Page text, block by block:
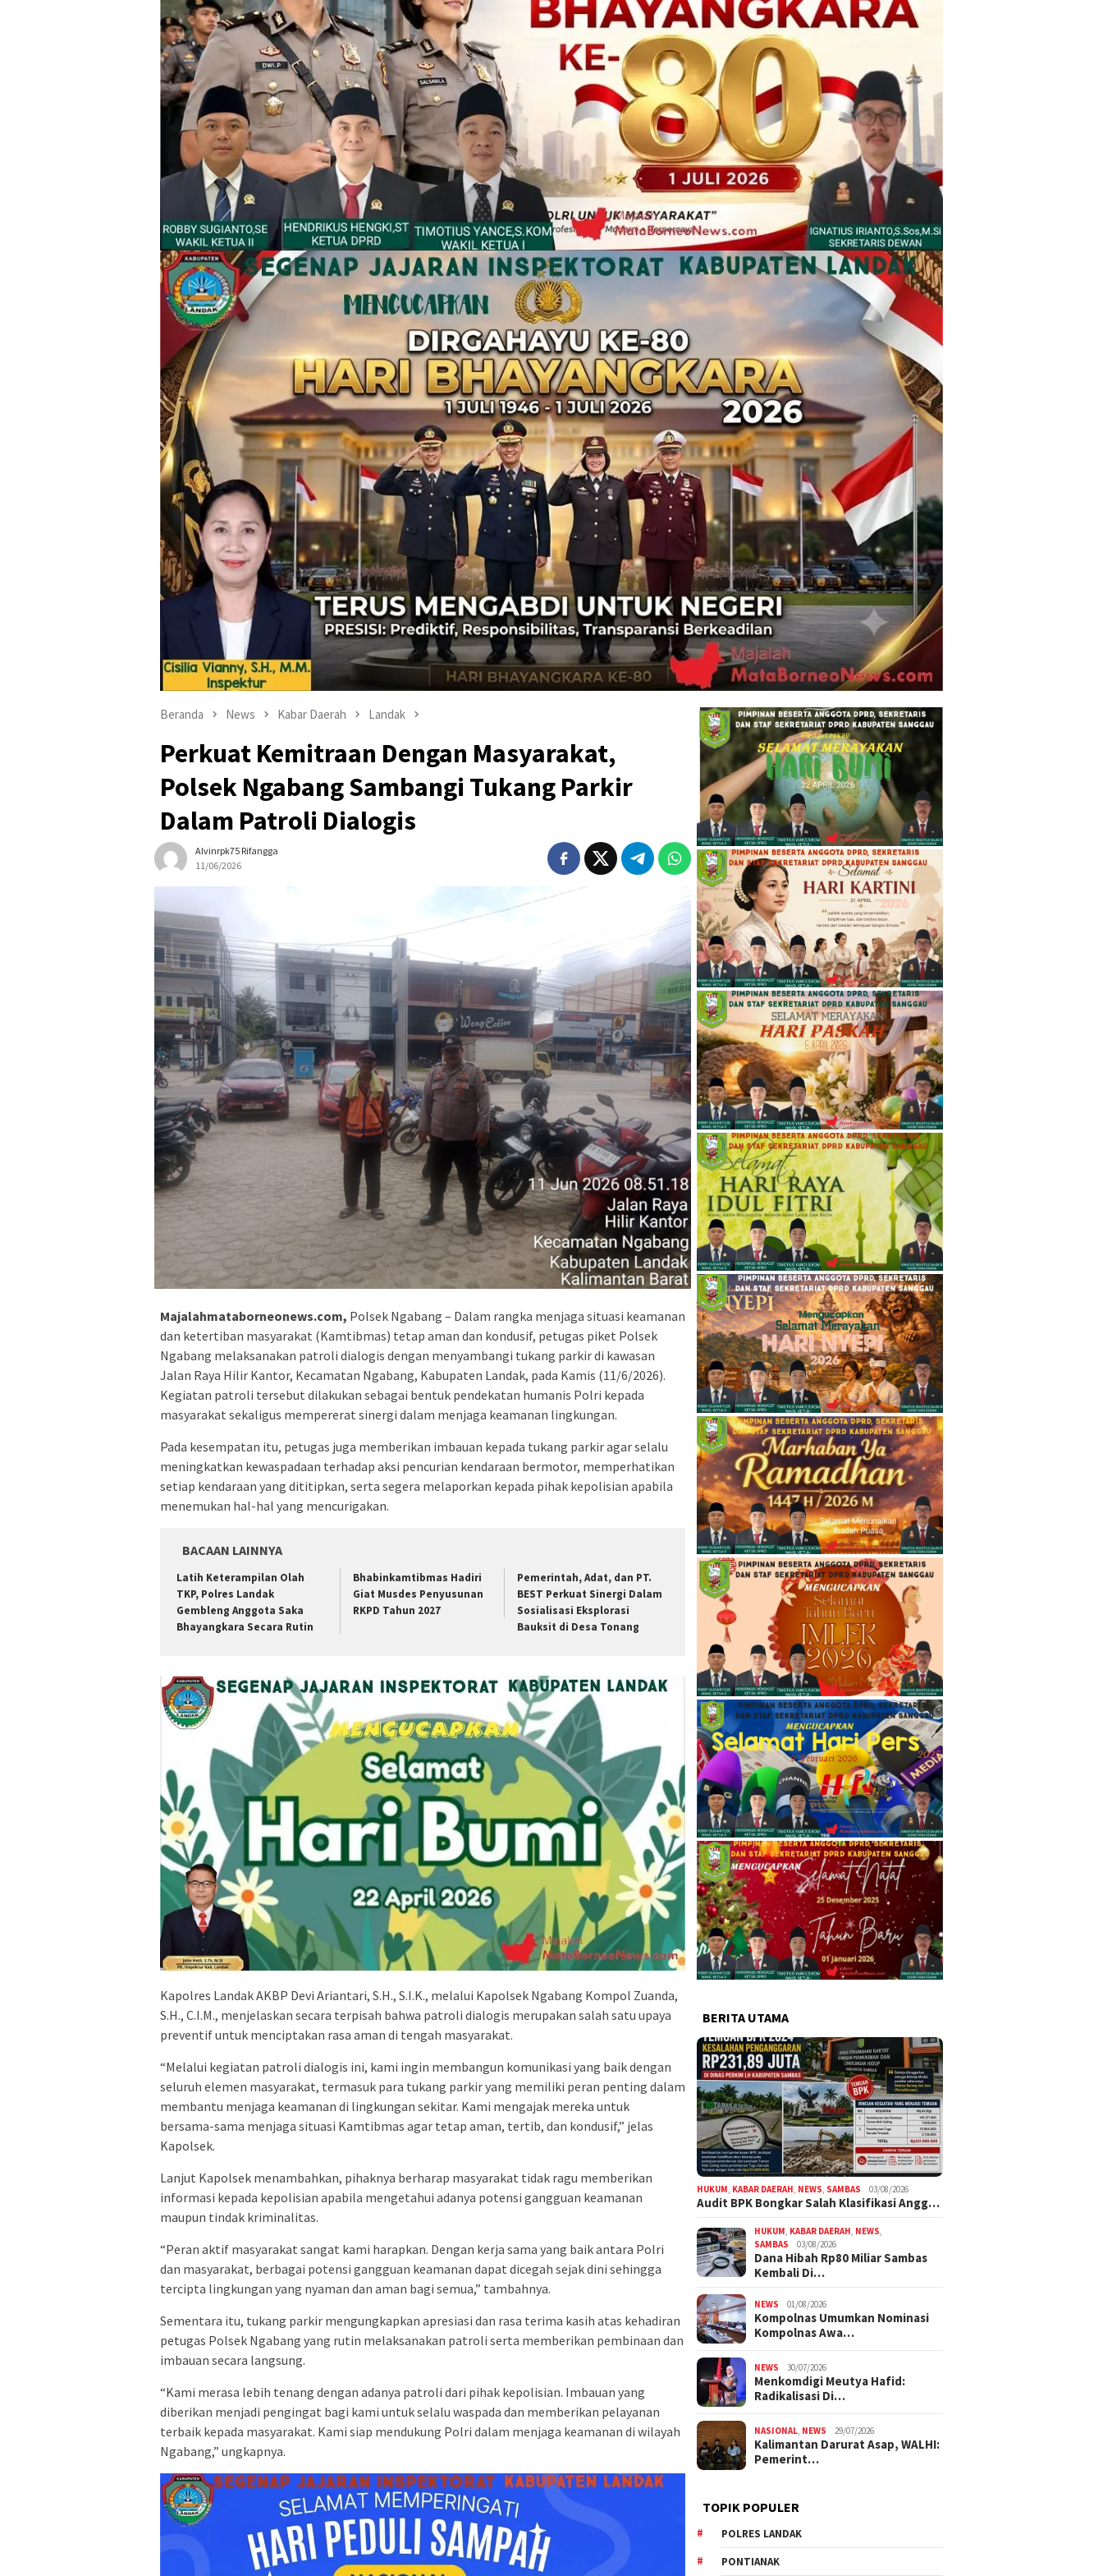
Beranda News Kabar Daerah Landak
Perkuat Kemitraan Dengan Masyarakat,
Polsek Ngabang Sambangi Tukang Parkir
Dalam Patroli Dialogis
Alvinrpk75 Rifangga
11/06/2026
Majalahmataborneonews.com, Polsek Ngabang – Dalam rangka menjaga situasi keamanan
dan ketertiban masyarakat (Kamtibmas) tetap aman dan kondusif, petugas piket Polsek
Ngabang melaksanakan patroli dialogis dengan menyambangi tukang parkir di kawasan
Jalan Raya Hilir Kantor, Kecamatan Ngabang, Kabupaten Landak, pada Kamis (11/6/2026).
Kegiatan patroli tersebut dilakukan sebagai bentuk pendekatan humanis Polri kepada
masyarakat sekaligus mempererat sinergi dalam menjaga keamanan lingkungan.
Pada kesempatan itu, petugas juga memberikan imbauan kepada tukang parkir agar selalu
meningkatkan kewaspadaan terhadap aksi pencurian kendaraan bermotor, memperhatikan
setiap kendaraan yang dititipkan, serta segera melaporkan kepada pihak kepolisian apabila
menemukan hal-hal yang mencurigakan.
BACAAN LAINNYA
Latih Keterampilan Olah
TKP, Polres Landak
Gembleng Anggota Saka
Bhayangkara Secara Rutin
Bhabinkamtibmas Hadiri
Giat Musdes Penyusunan
RKPD Tahun 2027
Pemerintah, Adat, dan PT.
BEST Perkuat Sinergi Dalam
Sosialisasi Eksplorasi
Bauksit di Desa Tonang
Kapolres Landak AKBP Devi Ariantari, S.H., S.I.K., melalui Kapolsek Ngabang Kompol Zuanda,
S.H., C.I.M., menjelaskan secara terpisah bahwa patroli dialogis merupakan salah satu upaya
preventif untuk menciptakan rasa aman di tengah masyarakat.
“Melalui kegiatan patroli dialogis ini, kami ingin membangun komunikasi yang baik dengan
seluruh elemen masyarakat, termasuk para tukang parkir yang memiliki peran penting dalam
membantu menjaga keamanan di lingkungan sekitar. Kami mengajak mereka untuk
bersama-sama menjaga situasi Kamtibmas agar tetap aman, tertib, dan kondusif,” jelas
Kapolsek.
Lanjut Kapolsek menambahkan, pihaknya berharap masyarakat tidak ragu memberikan
informasi kepada kepolisian apabila mengetahui adanya potensi gangguan keamanan
maupun tindak kriminalitas.
“Peran aktif masyarakat sangat kami harapkan. Dengan kerja sama yang baik antara Polri
dan masyarakat, berbagai potensi gangguan keamanan dapat dicegah sejak dini sehingga
tercipta lingkungan yang nyaman dan aman bagi semua,” tambahnya.
Sementara itu, tukang parkir mengungkapkan apresiasi dan rasa terima kasih atas kehadiran
petugas Polsek Ngabang yang rutin melaksanakan patroli serta memberikan pembinaan dan
imbauan secara langsung.
“Kami merasa lebih tenang dengan adanya patroli dari pihak kepolisian. Imbauan yang
diberikan menjadi pengingat bagi kami untuk selalu waspada dan memberikan pelayanan
terbaik kepada masyarakat. Kami siap mendukung Polri dalam menjaga keamanan di wilayah
Ngabang,” ungkapnya.
BERITA UTAMA
HUKUM KABAR DAERAH NEWS SAMBAS 03/08/2026
Audit BPK Bongkar Salah Klasifikasi Angg…
HUKUM KABAR DAERAH NEWS
SAMBAS
03/08/2026
Dana Hibah Rp80 Miliar Sambas
Kembali Di…
NEWS 01/08/2026
Kompolnas Umumkan Nominasi
Kompolnas Awa…
NEWS 30/07/2026
Menkomdigi Meutya Hafid:
Radikalisasi Di…
NASIONAL NEWS 29/07/2026
Kalimantan Darurat Asap, WALHI:
Pemerint…
TOPIK POPULER
POLRES LANDAK
PONTIANAK